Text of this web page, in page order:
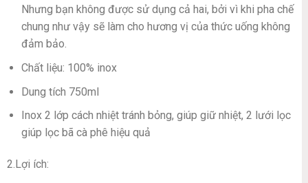
Nhưng bạn không được sử dụng cả hai, bởi vì khi pha chế
chung như vậy sẽ làm cho hương vị của thức uống không
đảm bảo.
Chất liệu: 100% inox
Dung tích 750ml
Inox 2 lớp cách nhiệt tránh bỏng, giúp giữ nhiệt, 2 lưới lọc
giúp lọc bã cà phê hiệu quả
2.Lợi ích: